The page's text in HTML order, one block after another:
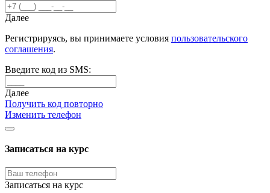
Далее
Регистрируясь, вы принимаете условия пользовательского
соглашения.
Введите код из SMS:
Далее
Получить код повторно
Изменить телефон
Записаться на курс
Записаться на курс